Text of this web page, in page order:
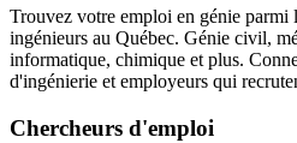
Trouvez votre emploi en génie parmi
ingénieurs au Québec. Génie civil,
informatique, chimique et plus.
d'ingénierie et employeurs qui
Chercheurs d'emploi